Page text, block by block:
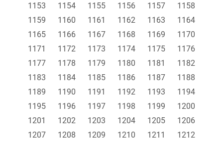
1153 1154 1155 1156 1157
1158
1159
1160 1161 1162 1163
1164
1165
1166 1167 1168 1169
1170
1171
1172 1173 1174 1175
1176
1177
1178 1179 1180 1181
1182
1183
1184 1185 1186 1187
1188
1189
1190 1191 1192 1193
1194
1195
1196 1197 1198 1199
1200
1201
1202 1203 1204 1205
1206
1207
1208 1209 1210 1211
1212